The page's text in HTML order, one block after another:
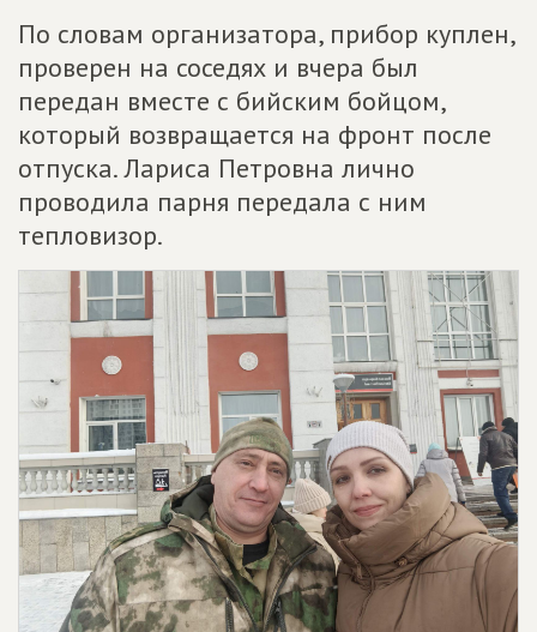
По словам организатора, прибор куплен,
проверен на соседях и вчера был
передан вместе с бийским бойцом,
который возвращается на фронт после
отпуска. Лариса Петровна лично
проводила парня передала с ним
тепловизор.